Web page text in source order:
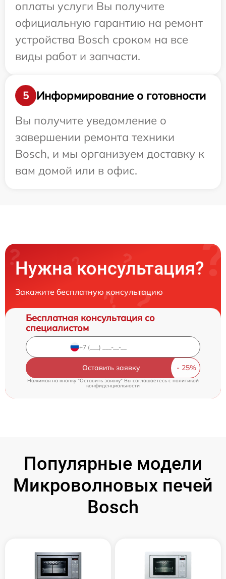
оплаты услуги Вы получите
официальную гарантию на ремонт
устройства Bosch сроком на все
виды работ и запчасти.
5
Информирование о готовности
Вы получите уведомление о
завершении ремонта техники
Bosch, и мы организуем доставку к
вам домой или в офис.
Нужна консультация?
Закажите бесплатную консультацию
Бесплатная консультация со
специалистом
Оставить заявку
Нажимая на кнопку "Оставить заявку" Вы соглашаетесь c политикой
конфиденциальности
Популярные модели
Микроволновых печей
Bosch